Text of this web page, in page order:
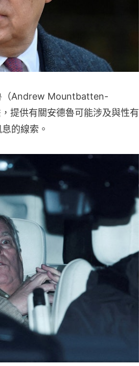
（Andrew Mountbatten-
提供有關安德魯可能涉及與性有
的線索。